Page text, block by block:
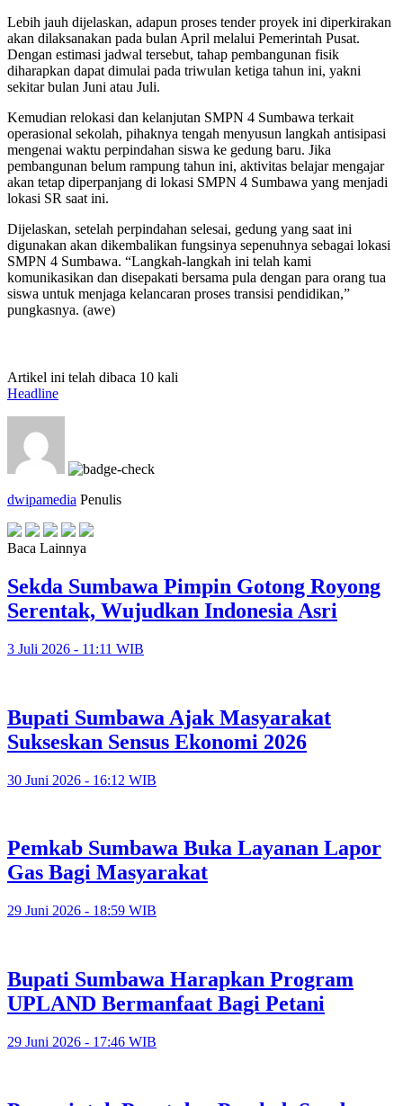
Lebih jauh dijelaskan, adapun proses tender proyek ini diperkirakan
akan dilaksanakan pada bulan April melalui Pemerintah Pusat.
Dengan estimasi jadwal tersebut, tahap pembangunan fisik
diharapkan dapat dimulai pada triwulan ketiga tahun ini, yakni
sekitar bulan Juni atau Juli.
Kemudian relokasi dan kelanjutan SMPN 4 Sumbawa terkait
operasional sekolah, pihaknya tengah menyusun langkah antisipasi
mengenai waktu perpindahan siswa ke gedung baru. Jika
pembangunan belum rampung tahun ini, aktivitas belajar mengajar
akan tetap diperpanjang di lokasi SMPN 4 Sumbawa yang menjadi
lokasi SR saat ini.
Dijelaskan, setelah perpindahan selesai, gedung yang saat ini
digunakan akan dikembalikan fungsinya sepenuhnya sebagai lokasi
SMPN 4 Sumbawa. “Langkah-langkah ini telah kami
komunikasikan dan disepakati bersama pula dengan para orang tua
siswa untuk menjaga kelancaran proses transisi pendidikan,”
pungkasnya. (awe)
Artikel ini telah dibaca 10 kali
Headline
dwipamedia Penulis
Baca Lainnya
Sekda Sumbawa Pimpin Gotong Royong
Serentak, Wujudkan Indonesia Asri
3 Juli 2026 - 11:11 WIB
Bupati Sumbawa Ajak Masyarakat
Sukseskan Sensus Ekonomi 2026
30 Juni 2026 - 16:12 WIB
Pemkab Sumbawa Buka Layanan Lapor
Gas Bagi Masyarakat
29 Juni 2026 - 18:59 WIB
Bupati Sumbawa Harapkan Program
UPLAND Bermanfaat Bagi Petani
29 Juni 2026 - 17:46 WIB